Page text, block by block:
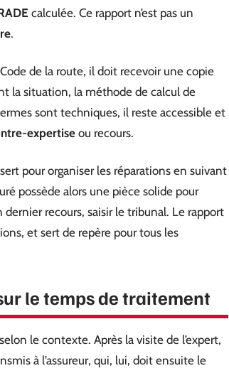
calculée. Ce rapport n’est pas un
.
de la route, il doit recevoir une copie
la situation, la méthode de calcul de
sont techniques, il reste accessible et
expertiseou recours.
pour organiser les réparations en suivant
possède alors une pièce solide pour
recours, saisir le tribunal. Le rapport
et sert de repère pour tous les
le temps de traitement
le contexte. Après la visite de l’expert,
à l’assureur, qui, lui, doit ensuite le